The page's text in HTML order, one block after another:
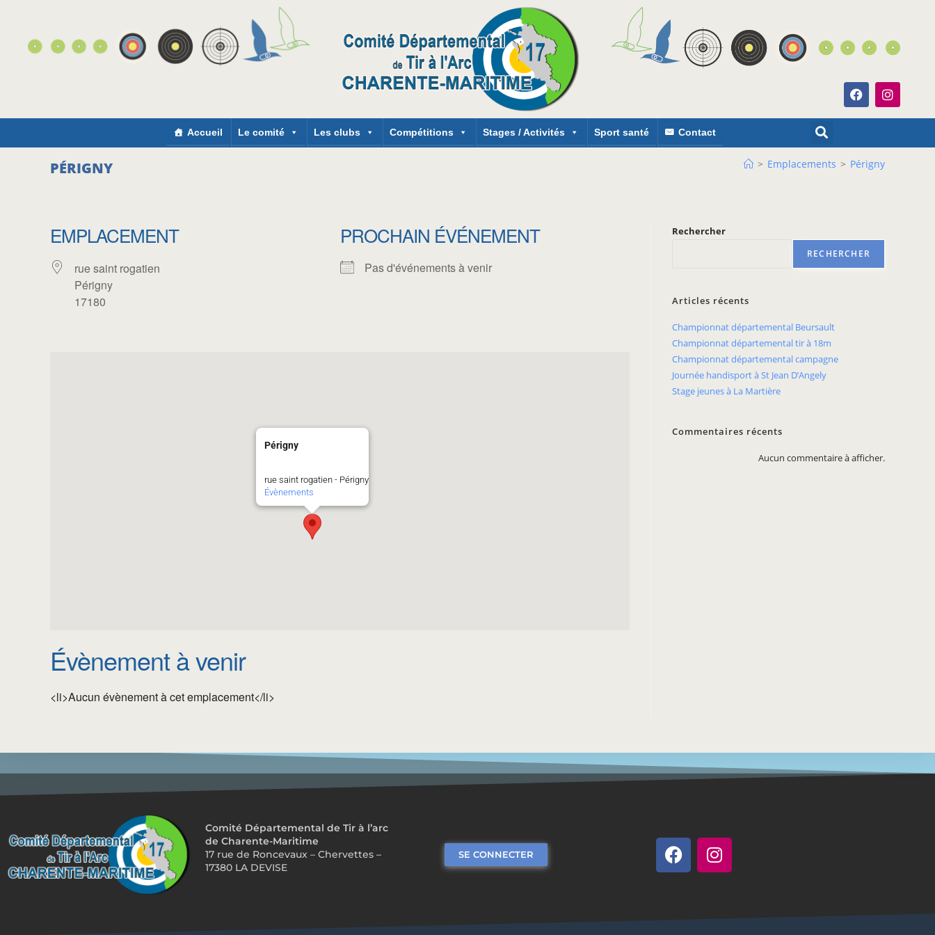
Accueil Le comité Les clubs Compétitions Stages / Activités Sport santé Contact
PÉRIGNY > Emplacements > Périgny
EMPLACEMENT
rue saint rogatien
Périgny
17180
PROCHAIN ÉVÉNEMENT
Pas d'événements à venir
Périgny
rue saint rogatien - Périgny
Évènements
Évènement à venir
<li>Aucun évènement à cet emplacement</li>
Rechercher
RECHERCHER
Articles récents
Championnat départemental Beursault
Championnat départemental tir à 18m
Championnat départemental campagne
Journée handisport à St Jean D’Angely
Stage jeunes à La Martière
Commentaires récents
Aucun commentaire à afficher.
Comité Départemental de Tir à l’arc
de Charente-Maritime
17 rue de Roncevaux – Chervettes –
17380 LA DEVISE
SE CONNECTER